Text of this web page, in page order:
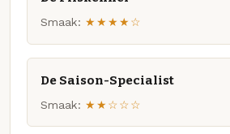
Smaak: ★★★★☆
De Saison-Specialist
Smaak: ★★☆☆☆